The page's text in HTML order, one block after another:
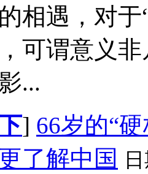
相遇，对
可谓意义
...
] 66岁的“
了解中国